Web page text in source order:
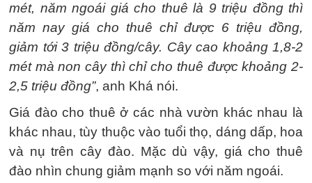
mét, năm ngoái giá cho thuê là 9 triệu đồng thì
năm nay giá cho thuê chỉ được 6 triệu đồng,
giảm tới 3 triệu đồng/cây. Cây cao khoảng 1,8-2
mét mà non cây thì chỉ cho thuê được khoảng 2-
2,5 triệu đồng”, anh Khá nói.
Giá đào cho thuê ở các nhà vườn khác nhau là
khác nhau, tùy thuộc vào tuổi thọ, dáng dấp, hoa
và nụ trên cây đào. Mặc dù vậy, giá cho thuê
đào nhìn chung giảm mạnh so với năm ngoái.